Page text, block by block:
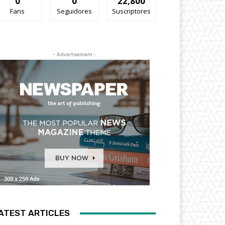
Fans Seguidores Suscriptores
- Advertisement -
ARTICLES